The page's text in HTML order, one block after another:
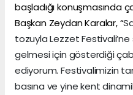
başladığı konuşmasında
Başkan Zeydan Karalar, “
tozuyla Lezzet Festivali’ne
gelmesi için gösterdiği
ediyorum. Festivalimizin
basına ve yine kent